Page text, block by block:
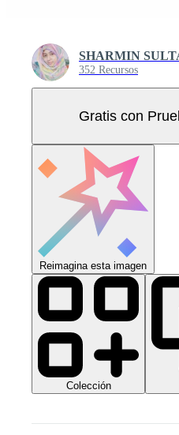
SHARMIN
352 Recursos
Gratis con
Reimagina esta imagen
Colección